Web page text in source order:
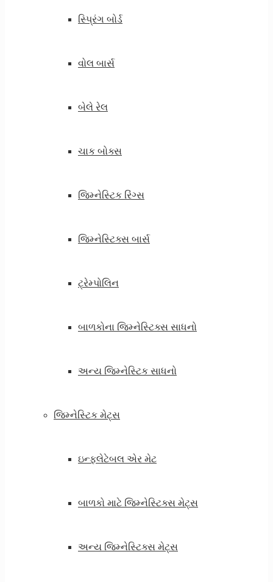
સ્પ્રિંગ બોર્ડ
વોલ બાર્સ
બેલે રેલ
ચાક બોક્સ
જિમ્નેસ્ટિક રિંગ્સ
જિમ્નેસ્ટિક્સ બાર્સ
ટ્રેમ્પોલિન
બાળકોના જિમ્નેસ્ટિક્સ સાધનો
અન્ય જિમ્નેસ્ટિક સાધનો
જિમ્નેસ્ટિક મેટ્સ
ઇન્ફ્લેટેબલ એર મેટ
બાળકો માટે જિમ્નેસ્ટિક્સ મેટ્સ
અન્ય જિમ્નેસ્ટિક્સ મેટ્સ